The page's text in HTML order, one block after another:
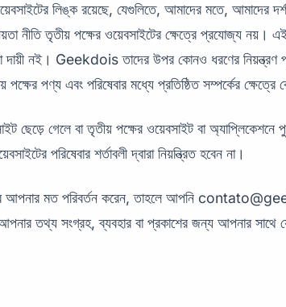
লিঙ্ক রয়েছে, যেগুলিতে, আমাদের মতে, আমাদের
নীতি তৃতীয় পক্ষের ওয়েবসাইটের ক্ষেত্রে প্রযোজ্য নয়।
দায়ী নই। Geekdois তাদের উপর কোনও ধরণের নিয়ন্ত্রণ
পক্ষের পণ্য এবং পরিষেবার মধ্যে প্রতিষ্ঠিত সম্পর্কের
ছেড়ে গেলে বা তৃতীয় পক্ষের ওয়েবসাইট বা
পরিষেবার শর্তাবলী দ্বারা নিয়ন্ত্রিত হবেন না।
মত পরিবর্তন করেন, তাহলে আপনি
তথ্য সংগ্রহ, ব্যবহার বা প্রকাশের জন্য আপনার সাথে